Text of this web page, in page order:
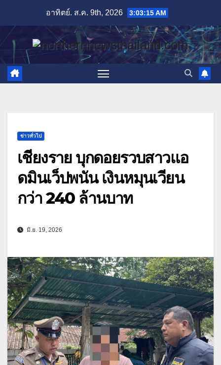
content
อาทิตย์. ส.ค. 9th, 2026 3:03:17 AM
ข่าวทั่วไป
เชียงราย บุกดอยรวบสาวแอ
ดมินเว็ปพนัน เงินหมุนเวียน
กว่า 240 ล้านบาท
มิ.ย. 19, 2026